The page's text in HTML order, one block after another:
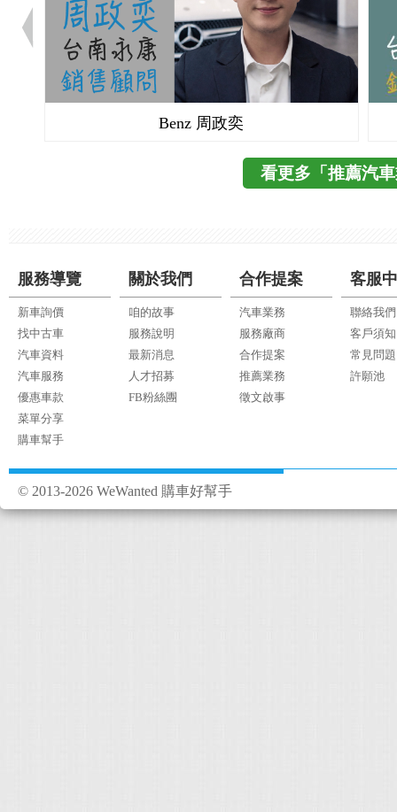
Benz 周政奕
看更多「推薦汽
服務導覽
新車詢價
找中古車
汽車資料
汽車服務
優惠車款
菜單分享
購車幫手
關於我們
咱的故事
服務說明
最新消息
人才招募
FB粉絲團
合作提案
汽車業務
服務廠商
合作提案
推薦業務
徵文啟事
客服
聯絡我們
客戶須知
常見問題
許願池
© 2013-2026 WeWanted 購車好幫手